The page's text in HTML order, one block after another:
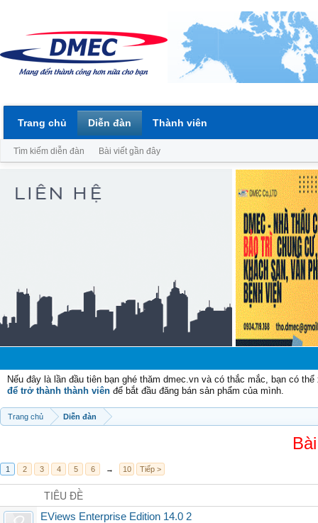
Nếu đây là lần đầu tiên bạn ghé thăm dmec.vn và có thắc mắc, bạn có
để trở thành thành viên để bắt đầu đăng bán sản phẩm của mình.
Trang chủ Diễn đàn
1 2 3 4 5 6 → 10 Tiếp >
TIÊU ĐỀ
EViews Enterprise Edition 14.0 2
Trang chủ Diễn đàn
Tìm kiếm diễn đàn Bài viết gần đây
Thành viên